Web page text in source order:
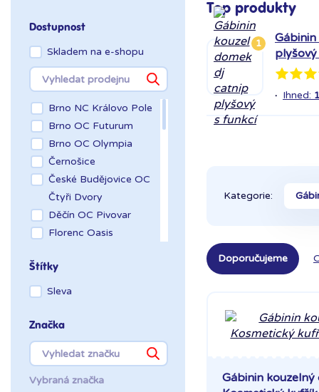
Dostupnost
Skladem na e-shopu
Brno NC Královo Pole
Brno OC Futurum
Brno OC Olympia
Černošice
České Budějovice OC
Čtyři Dvory
Děčín OC Pivovar
Florenc Oasis
Kladno OAZA
Liberec Géčko
Mladá Boleslav OC
Olympia
OC Šestka
Olomouc Šantovka
Štítky
Sleva
Značka
Vybraná značka
Top produkty
1
· Ihned:
Kategorie:
Doporučujeme
Gábinin kouzelný